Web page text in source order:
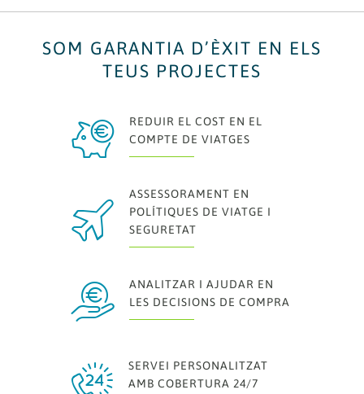
SOM GARANTIA D’ÈXIT EN ELS
TEUS PROJECTES
'
REDUIR EL COST EN EL
COMPTE DE VIATGES
7
ASSESSORAMENT EN
POLÍTIQUES DE VIATGE I
SEGURETAT
x
ANALITZAR I AJUDAR EN
LES DECISIONS DE COMPRA
¿
SERVEI PERSONALITZAT
AMB COBERTURA 24/7